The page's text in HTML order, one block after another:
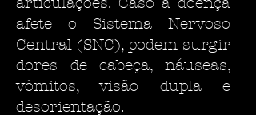
afete o Sistema Nervoso
Central (SNC), podem surgir
dores de cabeça, náuseas,
vômitos, visão dupla e
desorientação.